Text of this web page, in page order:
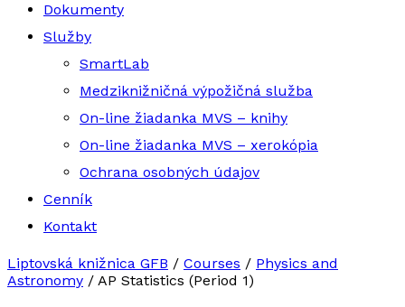
Dokumenty
Služby
SmartLab
Medziknižničná výpožičná služba
On-line žiadanka MVS – knihy
On-line žiadanka MVS – xerokópia
Ochrana osobných údajov
Cenník
Kontakt
Liptovská knižnica GFB / Courses / Physics and
Astronomy / AP Statistics (Period 1)